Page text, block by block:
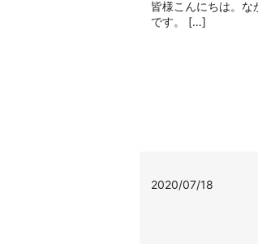
皆様こんにちは。
です。 […]
2020/07/18